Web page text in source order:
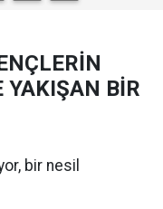
YAKIŞAN BİR
bir nesil